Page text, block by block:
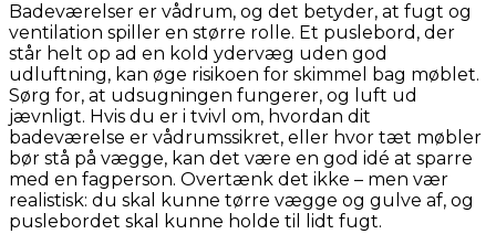
Badeværelser er vådrum, og det betyder, at fugt og
ventilation spiller en større rolle. Et puslebord, der
står helt op ad en kold ydervæg uden god
udluftning, kan øge risikoen for skimmel bag møblet.
Sørg for, at udsugningen fungerer, og luft ud
jævnligt. Hvis du er i tvivl om, hvordan dit
badeværelse er vådrumssikret, eller hvor tæt møbler
bør stå på vægge, kan det være en god idé at sparre
med en fagperson. Overtænk det ikke – men vær
realistisk: du skal kunne tørre vægge og gulve af, og
puslebordet skal kunne holde til lidt fugt.